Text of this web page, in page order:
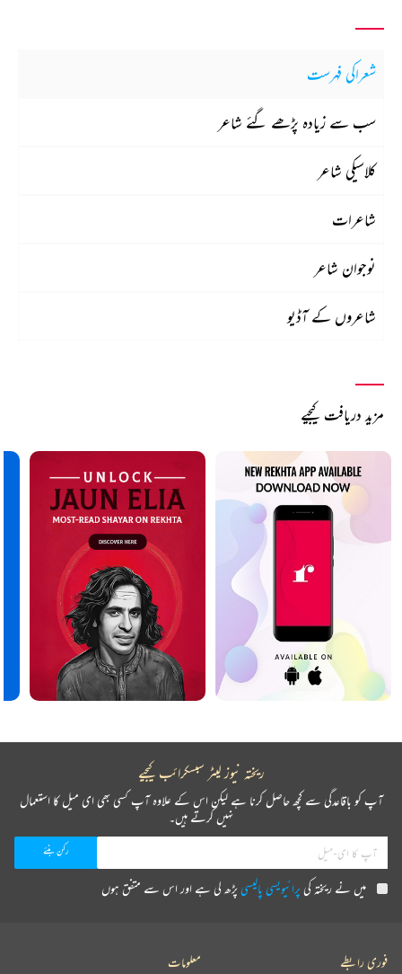
شعراکی فہرست
سب سے زیادہ پڑھے گئے شاعر
کلاسیکی شاعر
شاعرات
نوجوان شاعر
شاعروں کے آڈیو
مزید دریافت کیجیے
ریختہ نیوز لیٹر سبسکرائب کیجیے
آپ کو باقاعدگی سے کچھ حاصل کرنا ہے لیکن اس کے علاوہ آپ کسی بھی ای میل کا استعمال
نہیں کرتے ہیں۔
میں نے ریختہ کیپرائیویسی پالیسیپڑھ لی ہے اور اس سے متفق ہوں
فوری رابطے معلومات